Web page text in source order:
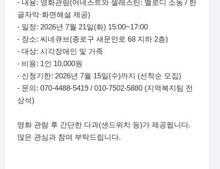
- 내용: 영화관람(어네스트와 셀레스틴: 멜로디 소동 / 한
글자막·화면해설 제공)
- 일정: 2026년 7월 21일(화) 15:00~17:00
- 장소: 씨네큐브(종로구 새문안로 68 지하 2층)
- 대상: 시각장애인 및 가족
- 비용: 1인 10,000원
- 신청기한: 2026년 7월 15일(수)까지 (선착순 모집)
- 문의: 070-4488-5419 / 010-7502-5880 (지역복지팀 전
상석)
영화 관람 후 간단한 다과(샌드위치 등)가 제공됩니다.
많은 관심과 참여 부탁드립니다.